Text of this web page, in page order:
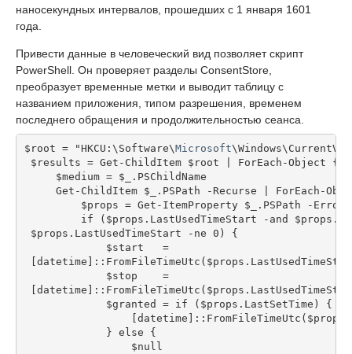
наносекундных интервалов, прошедших с 1 января 1601
года.
Привести данные в человеческий вид позволяет скрипт
PowerShell. Он проверяет разделы ConsentStore,
преобразует временные метки и выводит таблицу с
названием приложения, типом разрешения, временем
последнего обращения и продолжительностью сеанса.
$root = "HKCU:\Software\Microsoft
$results = Get-ChildItem $root | ForEach-Object {
$medium = $_.PSChildName
Get-ChildItem $_.PSPath -Recurse | ForEach-
$props = Get-ItemProperty $_.PSPath -
if ($props.LastUsedTimeStart -and
$props.LastUsedTimeStart -ne 0) {
$start   =
$stop    =
$granted = if ($props.LastSetTime) {
} else {
$null